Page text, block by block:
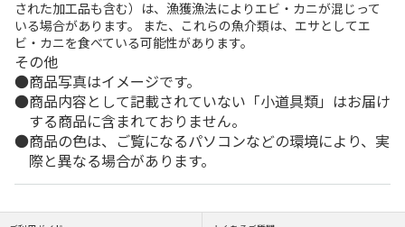
された加工品も含む）は、漁獲漁法によりエビ・カニが混じって
いる場合があります。 また、これらの魚介類は、エサとしてエ
ビ・カニを食べている可能性があります。
その他
商品写真はイメージです。
商品内容として記載されていない「小道具類」はお届け
する商品に含まれておりません。
商品の色は、ご覧になるパソコンなどの環境により、実
際と異なる場合があります。